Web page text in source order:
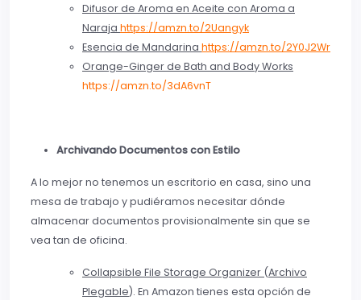
Difusor de Aroma en Aceite con Aroma a
Naraja https://amzn.to/2Uangyk
Esencia de Mandarina https://amzn.to/2Y0J2Wr
Orange-Ginger de Bath and Body Works
https://amzn.to/3dA6vnT
Archivando Documentos con Estilo
A lo mejor no tenemos un escritorio en casa, sino una
mesa de trabajo y pudiéramos necesitar dónde
almacenar documentos provisionalmente sin que se
vea tan de oficina.
Collapsible File Storage Organizer (Archivo
Plegable). En Amazon tienes esta opción de